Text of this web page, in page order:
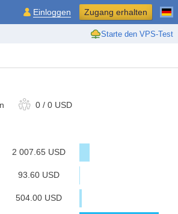
Starte den VPS-Test
Einloggen Zugang erhalten
0 / 0 USD
2 007.65 USD
93.60 USD
504.00 USD